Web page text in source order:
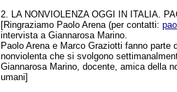
2. LA NONVIOLENZA OGGI IN ITALIA.
[Ringraziamo Paolo Arena (per contatti:
intervista a Giannarosa Marino.
Paolo Arena e Marco Graziotti fanno
nonviolenta che si svolgono
Giannarosa Marino, docente, amica della
umani]